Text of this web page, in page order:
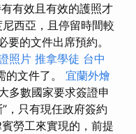
有效且有效的護照才
西亞，且停留時間較
的文件出席預約。
照片 推拿學徒 台中
文件了。 宜蘭外燴
多數國家要求簽證申
，只有現任政府簽約
勞工來實現的，前提